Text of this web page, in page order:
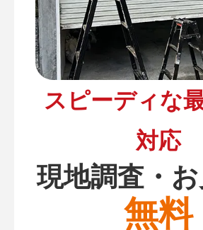
スピーディな
対応
現地調査・お
無料